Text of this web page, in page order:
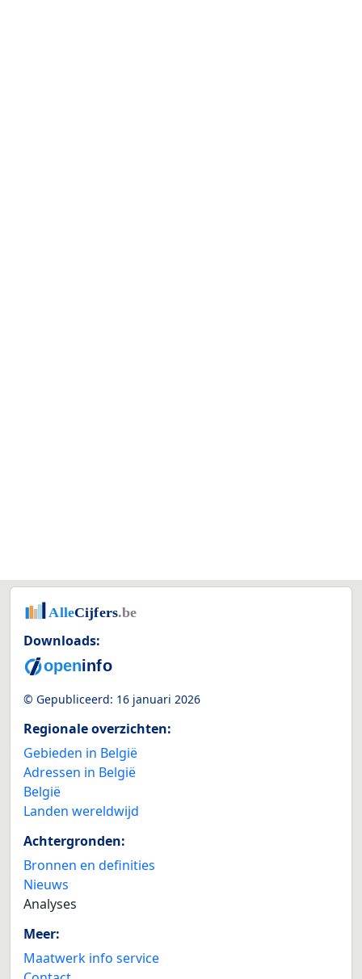
Downloads:
© Gepubliceerd: 16 januari 2026
Regionale overzichten:
Gebieden in België
Adressen in België
België
Landen wereldwijd
Achtergronden:
Bronnen en definities
Nieuws
Analyses
Meer:
Maatwerk info service